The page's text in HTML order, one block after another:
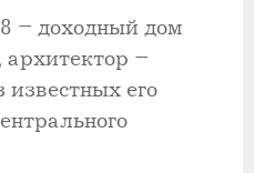
– доходный дом
архитектор –
его